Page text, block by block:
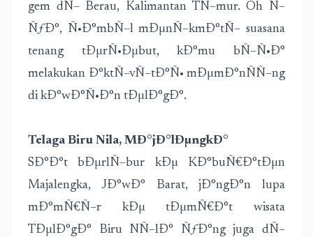
gem dÑ– Berau, Kalimantan TÑ–mur. Oh Ñ–
ÑƒÐ°, Ñ•Ð°mbÑ–l mÐµnÑ–kmÐ°tÑ– suasana
tenang tÐµrÑ•Ðµbut, kÐ°mu bÑ–Ñ•Ð°
melakukan Ð°ktÑ–vÑ–tÐ°Ñ• mÐµmÐ°nÑÑ–ng
di kÐ°wÐ°Ñ•Ð°n tÐµlÐ°gÐ°.
Telaga Biru Nila, MÐ°jÐ°lÐµngkÐ°
SÐ°Ð°t bÐµrlÑ–bur kÐµ KÐ°buÑ€Ð°tÐµn
Majalengka, JÐ°wÐ° Barat, jÐ°ngÐ°n lupa
mÐ°mÑ€Ñ–r kÐµ tÐµmÑ€Ð°t wisata
TÐµlÐ°gÐ° Biru NÑ–lÐ° ÑƒÐ°ng juga dÑ–